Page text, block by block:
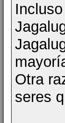
Otra
seres